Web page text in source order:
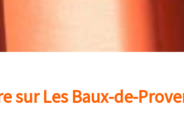
sur Les Baux-de-